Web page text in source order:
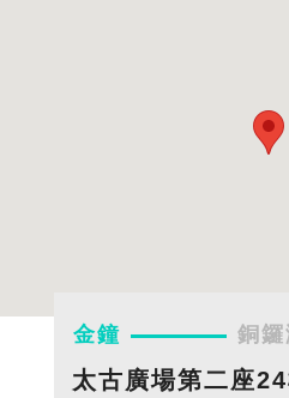
金鐘 銅鑼
太古廣場第二座